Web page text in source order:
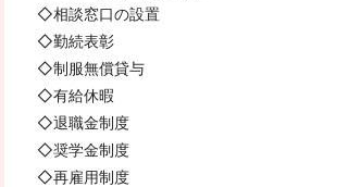
◇相談窓口の設置
◇勤続表彰
◇制服無償貸与
◇有給休暇
◇退職金制度
◇奨学金制度
◇再雇用制度